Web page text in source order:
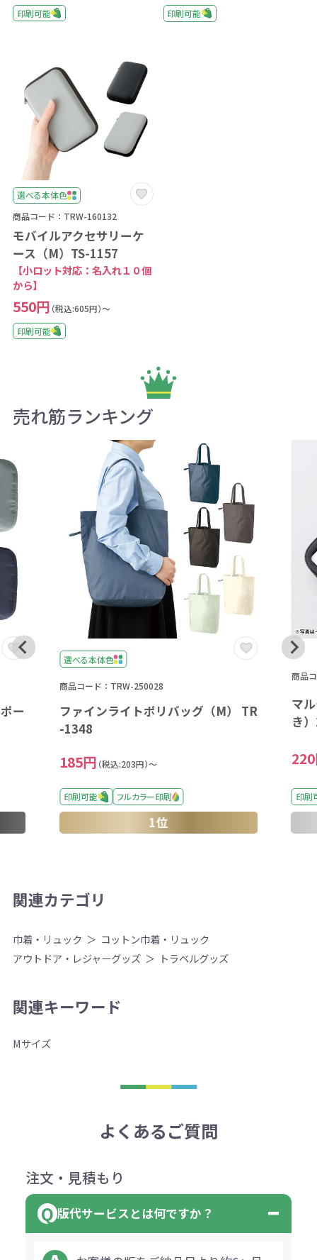
印刷可能
印刷可能
選べる本体色
商品コード：TRW-160132
モバイルアクセサリーケ
ース（M）TS-1157
【小ロット対応：名入れ１０個
から】
550円 （税込:605円）～
印刷可能
売れ筋ランキング
ー
選べる本体色
商品コード：TRW-250028
ファインライトポリバッグ（M） TR
-1348
185円 （税込:203円）～
印刷可能 フルカラー印刷
1位
商品
マ
き
印刷
関連カテゴリ
巾着・リュック
コットン巾着・リュック
アウトドア・レジャーグッズ
トラベルグッズ
関連キーワード
Mサイズ
よくあるご質問
注文・見積もり
版代サービスとは何ですか？